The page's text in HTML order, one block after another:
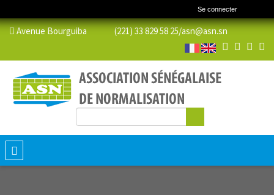
Se connecter
Avenue Bourguiba (221) 33 829 58 25/asn@asn.sn
Formulaire de recherche
Toggle
navigation